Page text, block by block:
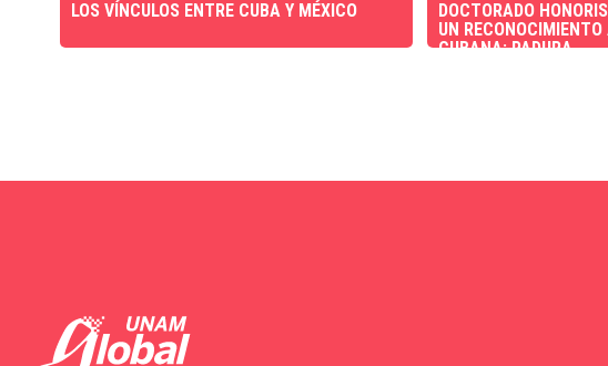
LOS VÍNCULOS ENTRE CUBA Y MÉXICO
DOCTORADO
UN
CUBANA: PADURA